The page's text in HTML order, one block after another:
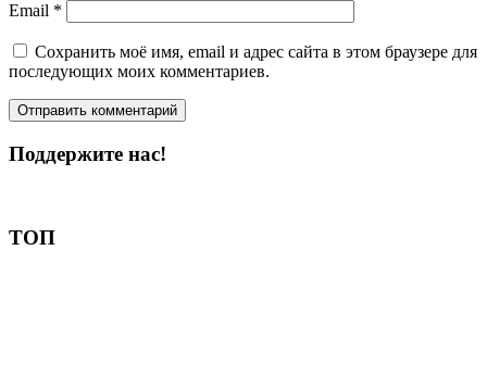
Email *
Сохранить моё имя, email и адрес сайта в этом браузере для
последующих моих комментариев.
Поддержите нас!
ТОП